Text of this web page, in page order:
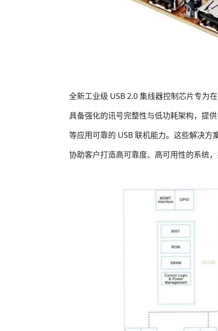
全新工业级 USB 2.0 集线器控制芯片专为
具备强化的讯号完整性与低功耗架构，提
等应用可靠的 USB 联机能力。这些解决
协助客户打造高可靠度、高可用性的系统